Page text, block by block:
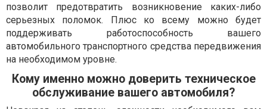
позволит предотвратить возникновение каких-либо
серьезных поломок. Плюс ко всему можно будет
поддерживать работоспособность вашего
автомобильного транспортного средства передвижения
на необходимом уровне.
Кому именно можно доверить техническое
обслуживание вашего автомобиля?